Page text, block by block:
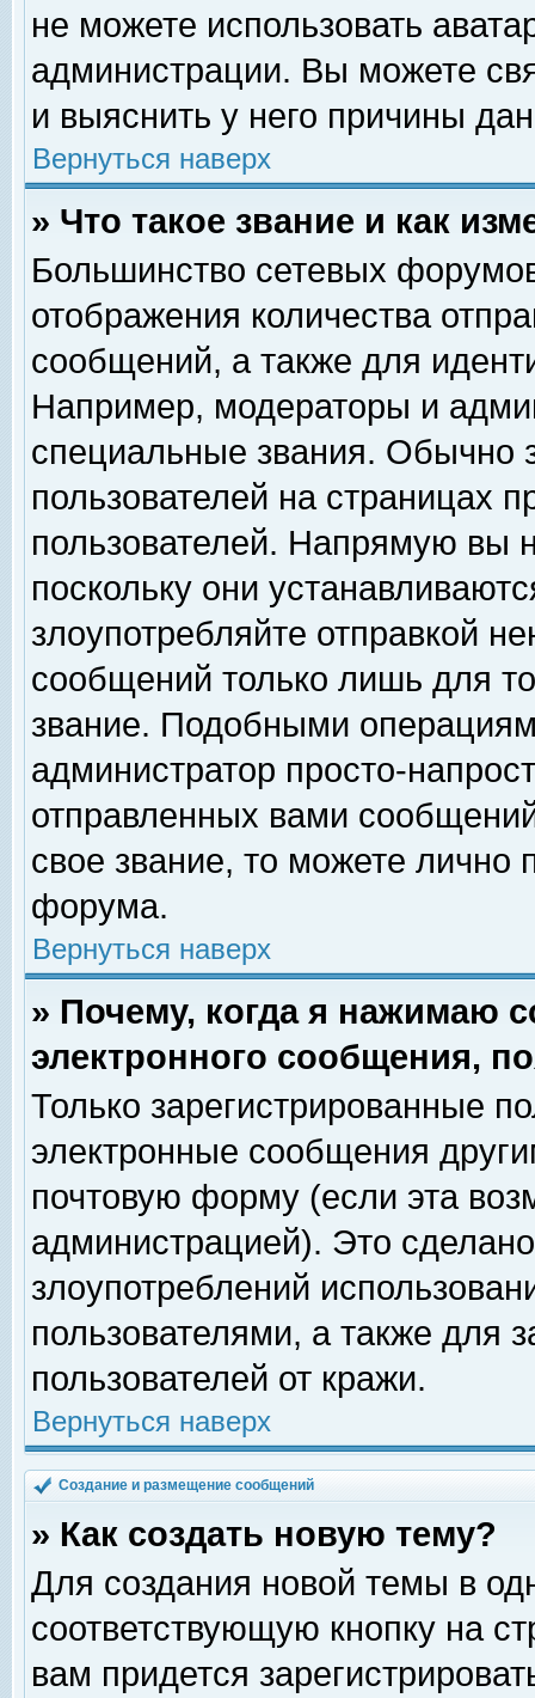
не можете использовать
администрации. Вы можете
и выяснить у него причины
Вернуться наверх
» Что такое звание и как
Большинство сетевых
отображения количества
сообщений, а также для
Например, модераторы и
специальные звания. Обычно
пользователей на страницах
пользователей. Напрямую вы
поскольку они
злоупотребляйте отправкой
сообщений только лишь для
звание. Подобными
администратор просто-
отправленных вами
свое звание, то можете лично
форума.
Вернуться наверх
» Почему, когда я нажимаю
электронного сообщения,
Только зарегистрированные
электронные сообщения
почтовую форму (если эта
администрацией). Это
злоупотреблений
пользователями, а также для
пользователей от кражи.
Вернуться наверх
Создание и размещение сообщений
» Как создать новую тему?
Для создания новой темы в
соответствующую кнопку на
вам придется